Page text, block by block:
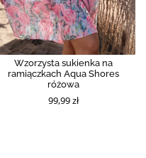
Wzorzysta sukienka na
ramiączkach Aqua Shores
różowa
99,99 zł